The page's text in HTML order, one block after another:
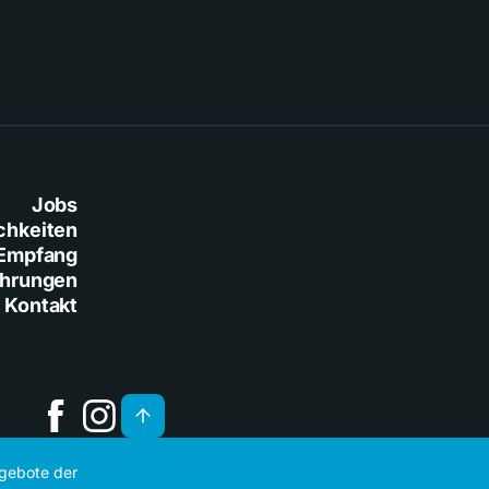
Jobs
Kontakt
der